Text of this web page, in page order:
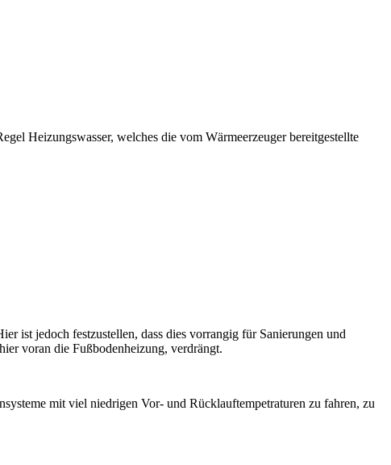
Heizungswasser, welches die vom Wärmeerzeuger bereitgestellte
ist jedoch festzustellen, dass dies vorrangig für Sanierungen und
voran die Fußbodenheizung, verdrängt.
mit viel niedrigen Vor- und Rücklauftempetraturen zu fahren, zu